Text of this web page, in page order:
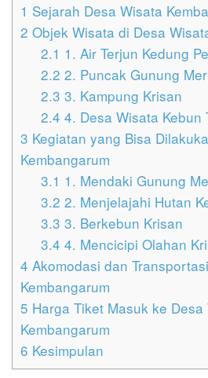
1 Sejarah Desa Wisata
2 Objek Wisata di Desa
2.1 1. Air Terjun Kedung
2.2 2. Puncak Gunung
2.3 3. Kampung Krisan
2.4 4. Desa Wisata Kebun
3 Kegiatan yang Bisa
Kembangarum
3.1 1. Mendaki Gunung
3.2 2. Menjelajahi Hutan
3.3 3. Berkebun Krisan
3.4 4. Mencicipi Olahan
4 Akomodasi dan
Kembangarum
5 Harga Tiket Masuk ke Desa
Kembangarum
6 Kesimpulan